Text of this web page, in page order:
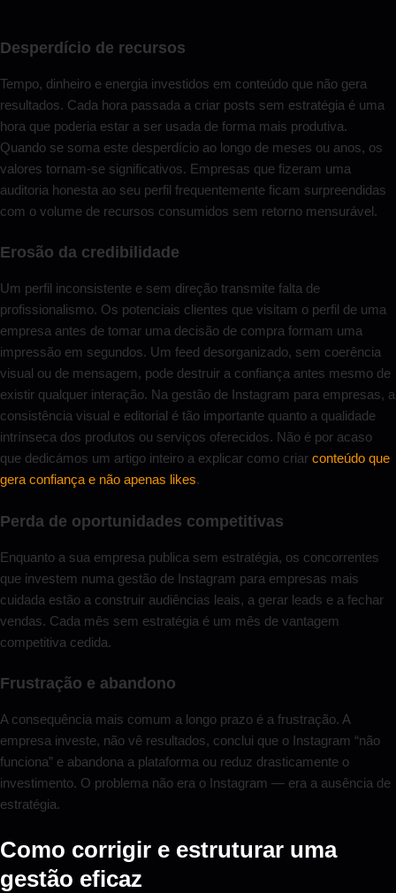
Desperdício de recursos
Tempo, dinheiro e energia investidos em conteúdo que não gera
resultados. Cada hora passada a criar posts sem estratégia é uma
hora que poderia estar a ser usada de forma mais produtiva.
Quando se soma este desperdício ao longo de meses ou anos, os
valores tornam-se significativos. Empresas que fizeram uma
auditoria honesta ao seu perfil frequentemente ficam surpreendidas
com o volume de recursos consumidos sem retorno mensurável.
Erosão da credibilidade
Um perfil inconsistente e sem direção transmite falta de
profissionalismo. Os potenciais clientes que visitam o perfil de uma
empresa antes de tomar uma decisão de compra formam uma
impressão em segundos. Um feed desorganizado, sem coerência
visual ou de mensagem, pode destruir a confiança antes mesmo de
existir qualquer interação. Na gestão de Instagram para empresas, a
consistência visual e editorial é tão importante quanto a qualidade
intrínseca dos produtos ou serviços oferecidos. Não é por acaso
que dedicámos um artigo inteiro a explicar como criar conteúdo que
gera confiança e não apenas likes.
Perda de oportunidades competitivas
Enquanto a sua empresa publica sem estratégia, os concorrentes
que investem numa gestão de Instagram para empresas mais
cuidada estão a construir audiências leais, a gerar leads e a fechar
vendas. Cada mês sem estratégia é um mês de vantagem
competitiva cedida.
Frustração e abandono
A consequência mais comum a longo prazo é a frustração. A
empresa investe, não vê resultados, conclui que o Instagram “não
funciona” e abandona a plataforma ou reduz drasticamente o
investimento. O problema não era o Instagram — era a ausência de
estratégia.
Como corrigir e estruturar uma
gestão eficaz